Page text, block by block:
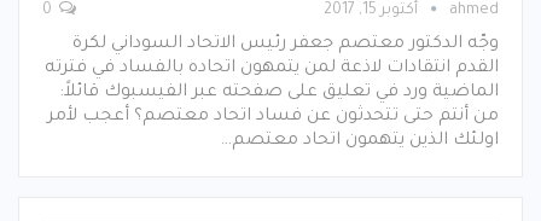
ahmed أكتوبر 15, 2017
وجّه الدكتور معتصم جعفر رئيس الاتحاد السوداني لكرة
القدم انتقادات لاذعة لمن يتمهون اتحاده بالفساد في فترته
الماضية ورد في تعليق على صفحته عبر الفيسبوك قائلاً:
من أنتم حتى تتحدثون عن فساد اتحاد معتصم؟ أعجب لأمر
اولئك الذين يتهمون اتحاد معتصم…